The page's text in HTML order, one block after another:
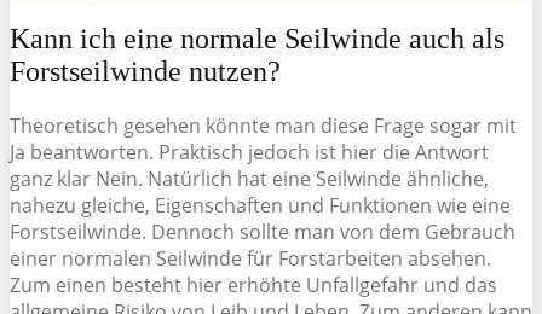
Kann ich eine normale Seilwinde auch als
Forstseilwinde nutzen?
Theoretisch gesehen könnte man diese Frage sogar mit
Ja beantworten. Praktisch jedoch ist hier die Antwort
ganz klar Nein. Natürlich hat eine Seilwinde ähnliche,
nahezu gleiche, Eigenschaften und Funktionen wie eine
Forstseilwinde. Dennoch sollte man von dem Gebrauch
einer normalen Seilwinde für Forstarbeiten absehen.
Zum einen besteht hier erhöhte Unfallgefahr und das